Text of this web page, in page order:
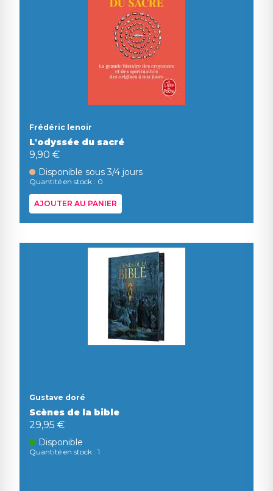
Frédéric lenoir
L'odyssée du sacré
9,90 €
Disponible sous 3/4 jours
Quantité en stock : 0
AJOUTER AU PANIER
Gustave doré
Scènes de la bible
29,95 €
Disponible
Quantité en stock : 1